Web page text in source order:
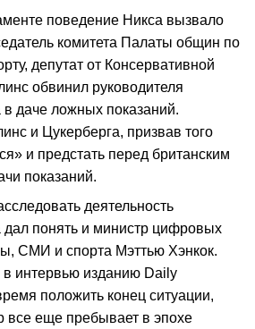
поведение Никса вызвало
комитета Палаты общин по
депутат от Консервативной
обвинил руководителя
даче ложных показаний.
и Цукерберга, призвав того
и предстать перед британским
показаний.
деятельность
понять и министр цифровых
СМИ и спорта Мэттью Хэнкок.
в интервью изданию Daily
положить конец ситуации,
все еще пребывает в эпохе